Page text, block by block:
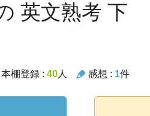
英文熟考 下
本棚登録 : 40人 感想 : 1件